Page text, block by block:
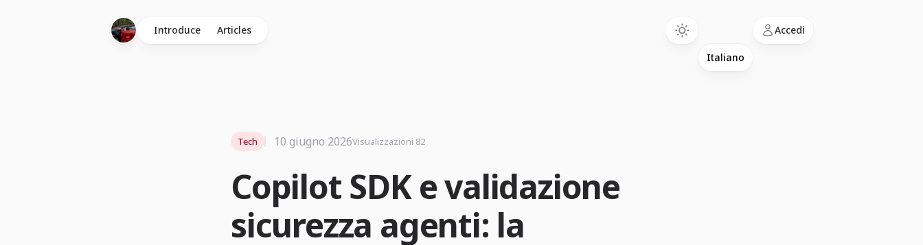
Introduce Articles Accedi
Copilot SDK e validazione
sicurezza agenti: la
Tech 10 giugno 2026Visualizzazioni 82